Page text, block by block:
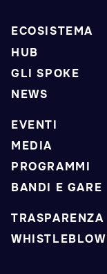
ECOSISTEMA
HUB
GLI SPOKE
NEWS
EVENTI
MEDIA
PROGRAMMI
BANDI E GARE
TRASPARENZA